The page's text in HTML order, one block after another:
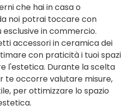
che hai in casa o
noi potrai toccare con
esclusive in commercio.
accessori in ceramica dei
con praticità i tuoi spazi
l'estetica. Durante la scelta
te occorre valutare misure,
per ottimizzare lo spazio